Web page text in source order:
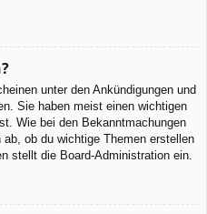
unter den Ankündigungen und
Sie haben meist einen wichtigen
Wie bei den Bekanntmachungen
ob du wichtige Themen erstellen
stellt die Board-Administration ein.